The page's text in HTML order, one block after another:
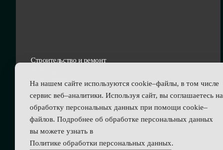
Строительство и ремонт
В2В услуги
На нашем сайте используются cookie–файлы, в том числе
сервис веб–аналитики. Используя сайт, вы соглашаетесь на
обработку персональных данных при помощи cookie–
файлов. Подробнее об обработке персональных данных
вы можете узнать в
Политике обработки персональных данных.